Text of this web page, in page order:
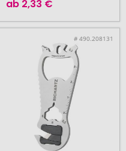
ab 2,33 €
# 490.208131